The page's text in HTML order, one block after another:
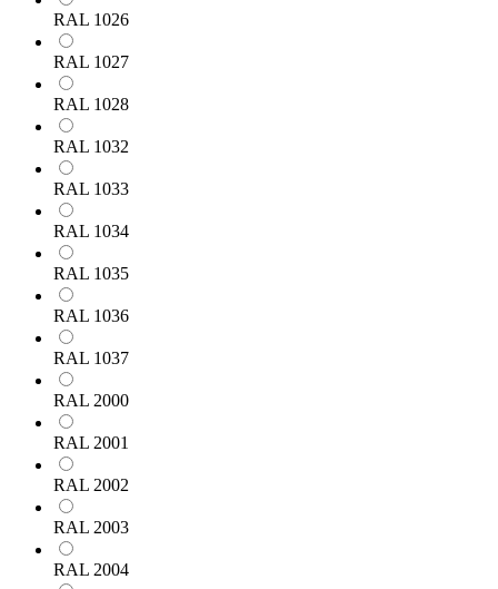
RAL 1026
RAL 1027
RAL 1028
RAL 1032
RAL 1033
RAL 1034
RAL 1035
RAL 1036
RAL 1037
RAL 2000
RAL 2001
RAL 2002
RAL 2003
RAL 2004